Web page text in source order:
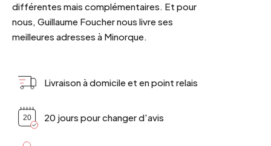
différentes mais complémentaires. Et pour
nous, Guillaume Foucher nous livre ses
meilleures adresses à Minorque.
Livraison à domicile et en point relais
20 jours pour changer d'avis